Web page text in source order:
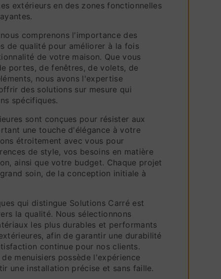
extérieurs en des zones fonctionnelles
comprenons l'importance des
de qualité pour améliorer à la fois
de votre maison. Que vous
portes, de fenêtres, de volets, de
nous avons l'expertise
des solutions sur mesure qui
spécifiques.
sont conçues pour résister aux
une touche d'élégance à votre
étroitement avec vous pour
de style, vos besoins en matière
ainsi que votre budget. Chaque projet
soin, de la conception initiale à
qui distingue Solutions Carré est
la qualité. Nous sélectionnons
les plus durables et performants
afin de garantir une durabilité
continue pour nos clients.
menuisiers possède l'expérience
une installation précise et sans faille.